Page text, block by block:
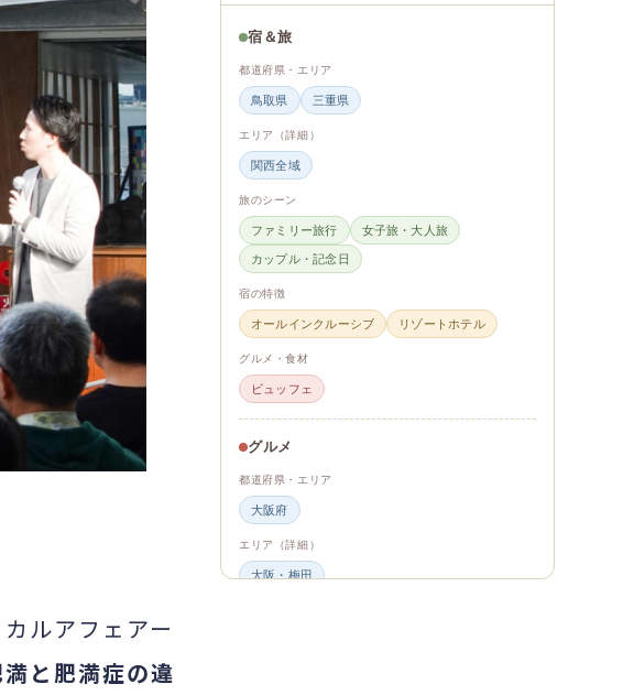
ルアフェアー
満と肥満症の違
宿＆旅
都道府県・エリア
鳥取県 三重県
エリア（詳細）
関西全域
旅のシーン
ファミリー旅行 女子旅・大人旅
カップル・記念日
宿の特徴
オールインクルーシブ リゾートホテル
グルメ・食材
ビュッフェ
グルメ
都道府県・エリア
大阪府
エリア（詳細）
大阪・梅田